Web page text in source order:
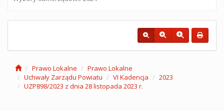
Prawo Lokalne
Prawo Lokalne
Uchwały Zarządu Powiatu
VI Kadencja
2023
UZP898/2023 z dnia 28 listopada 2023 r.